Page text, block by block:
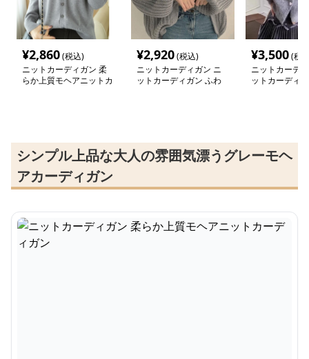
¥2,860(税込)
ニットカーディガン 柔
らか上質モヘアニットカ
¥2,920(税込)
ニットカーディガン ニ
ットカーディガン ふわ
¥3,500(税
ニットカーデ
ットカーディ
シンプル上品な大人の雰囲気漂うグレーモヘ
アカーディガン